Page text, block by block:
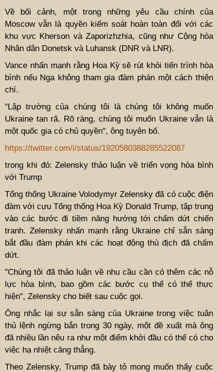
Về bối cảnh, một trong những yêu cầu chính của
Moscow vẫn là quyền kiểm soát hoàn toàn đối với các
khu vực Kherson và Zaporizhzhia, cũng như Cộng hòa
Nhân dân Donetsk và Luhansk (DNR và LNR).
Vance nhấn mạnh rằng Hoa Kỳ sẽ rút khỏi tiến trình hòa
bình nếu Nga không tham gia đàm phán một cách thiện
chí.
"Lập trường của chúng tôi là chúng tôi không muốn
Ukraine tan rã. Rõ ràng, chúng tôi muốn Ukraine vẫn là
một quốc gia có chủ quyền", ông tuyên bố.
https://twitter.com/i/status/1920580388285522087
trong khi đó: Zelensky thảo luận về triển vọng hòa bình
với Trump
Tổng thống Ukraine Volodymyr Zelensky đã có cuộc điện
đàm với cựu Tổng thống Hoa Kỳ Donald Trump, tập trung
vào các bước đi tiềm năng hướng tới chấm dứt chiến
tranh. Zelensky nhấn mạnh rằng Ukraine chỉ sẵn sàng
bắt đầu đàm phán khi các hoạt động thù địch đã chấm
dứt.
"Chúng tôi đã thảo luận về nhu cầu cần có thêm các nỗ
lực hòa bình, bao gồm các bước cụ thể có thể thực
hiện", Zelensky cho biết sau cuộc gọi.
Ông nhắc lại sự sẵn sàng của Ukraine trong việc tuân
thủ lệnh ngừng bắn trong 30 ngày, một đề xuất mà ông
đã nhiều lần nêu ra như một điểm khởi đầu có thể có cho
việc hạ nhiệt căng thẳng.
Theo Zelensky, Trump đã bày tỏ mong muốn thấy cuộc